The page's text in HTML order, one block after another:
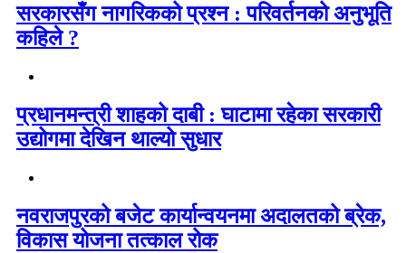
सरकारसँग नागरिकको प्रश्न : परिवर्तनको अनुभूति
कहिले ?
प्रधानमन्त्री शाहको दाबी : घाटामा रहेका सरकारी
उद्योगमा देखिन थाल्यो सुधार
नवराजपुरको बजेट कार्यान्वयनमा अदालतको ब्रेक,
विकास योजना तत्काल रोक